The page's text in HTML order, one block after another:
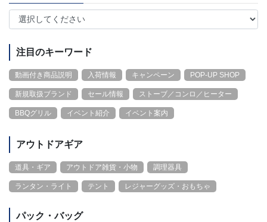
注目のキーワード
動画付き商品説明 入荷情報 キャンペーン POP-UP SHOP
新規取扱ブランド セール情報 ストーブ／コンロ／ヒーター
BBQグリル イベント紹介 イベント案内
アウトドアギア
道具・ギア アウトドア雑貨・小物 調理器具
ランタン・ライト テント レジャーグッズ・おもちゃ
パック・バッグ